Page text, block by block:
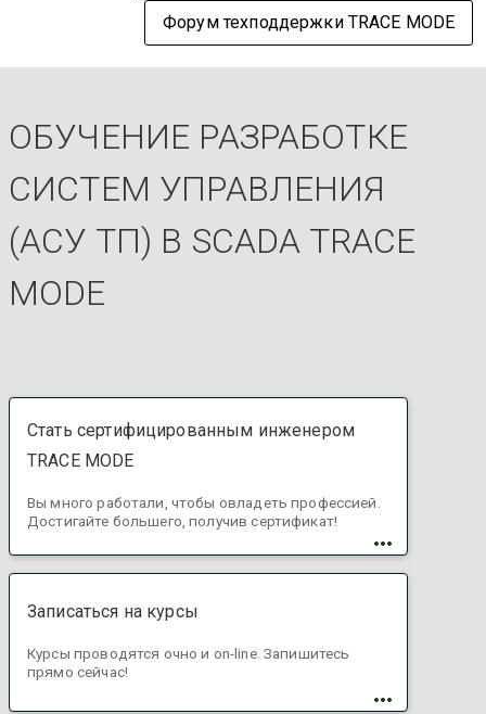
Форум техподдержки TRACE MODE
ОБУЧЕНИЕ РАЗРАБОТКЕ
СИСТЕМ УПРАВЛЕНИЯ
(АСУ ТП) В SCADA TRACE
MODE
Стать сертифицированным инженером
TRACE MODE
Вы много работали, чтобы овладеть профессией.
Достигайте большего, получив сертификат!
Записаться на курсы
Курсы проводятся очно и on-line. Запишитесь
прямо сейчас!